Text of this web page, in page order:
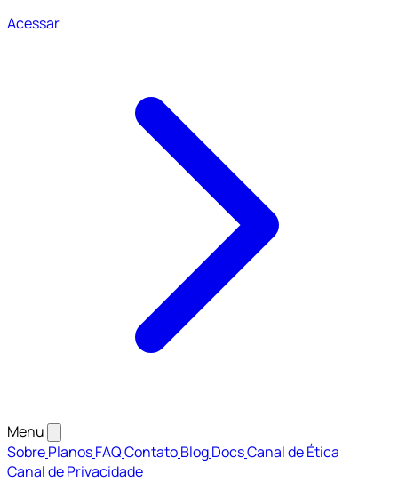
Acessar
Menu
SobrePlanosFAQContatoBlogDocsCanal de Ética
Canal de Privacidade